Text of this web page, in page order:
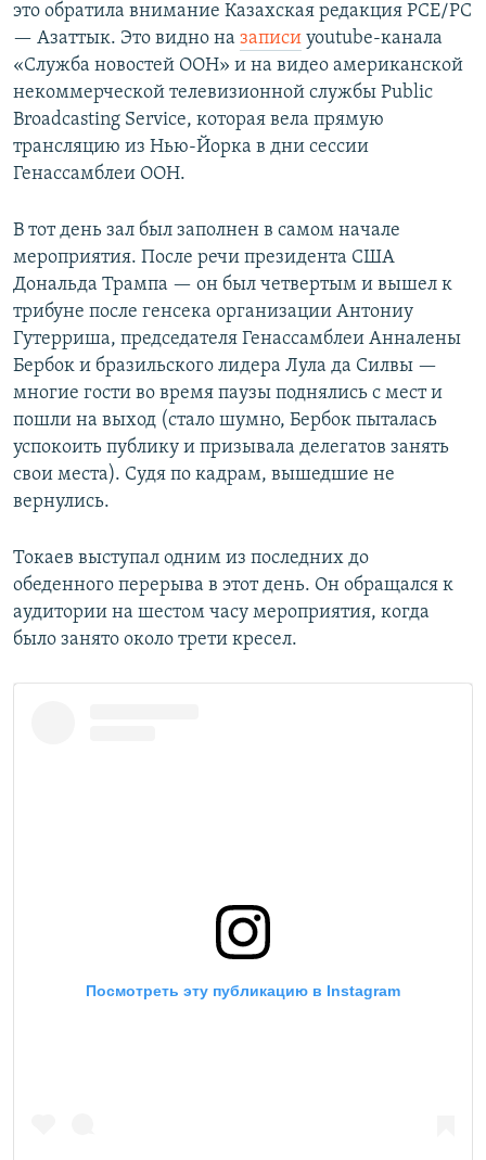
это обратила внимание Казахская редакция РСЕ/РС
— Азаттык. Это видно на записи youtube-канала
«Служба новостей ООН» и на видео американской
некоммерческой телевизионной службы Public
Broadcasting Service, которая вела прямую
трансляцию из Нью-Йорка в дни сессии
Генассамблеи ООН.
В тот день зал был заполнен в самом начале
мероприятия. После речи президента США
Дональда Трампа — он был четвертым и вышел к
трибуне после генсека организации Антониу
Гутерриша, председателя Генассамблеи Анналены
Бербок и бразильского лидера Лула да Силвы —
многие гости во время паузы поднялись с мест и
пошли на выход (стало шумно, Бербок пыталась
успокоить публику и призывала делегатов занять
свои места). Судя по кадрам, вышедшие не
вернулись.
Токаев выступал одним из последних до
обеденного перерыва в этот день. Он обращался к
аудитории на шестом часу мероприятия, когда
было занято около трети кресел.